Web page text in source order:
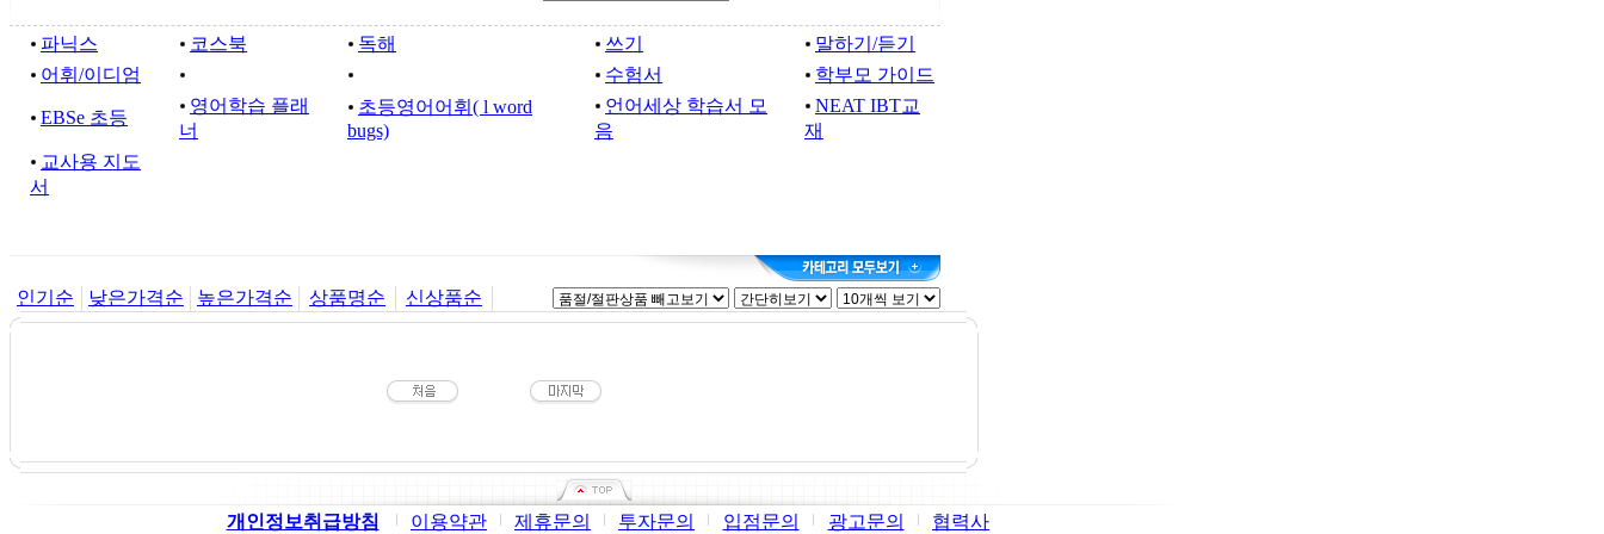
파닉스 코스북 독해 쓰기
말하기/듣기
어휘/이디엄
수험서 학부모 가이드
EBSe 초등
영어학습 플래
너
초등영어어휘( l word
bugs)
언어세상 학습서 모
음
NEAT IBT교
재
교사용 지도
서
인기순 낮은가격순 높은가격순 상품명순 신상품순
개인정보취급방침 이용약관 제휴문의 투자문의 입점문의 광고문의 협력사